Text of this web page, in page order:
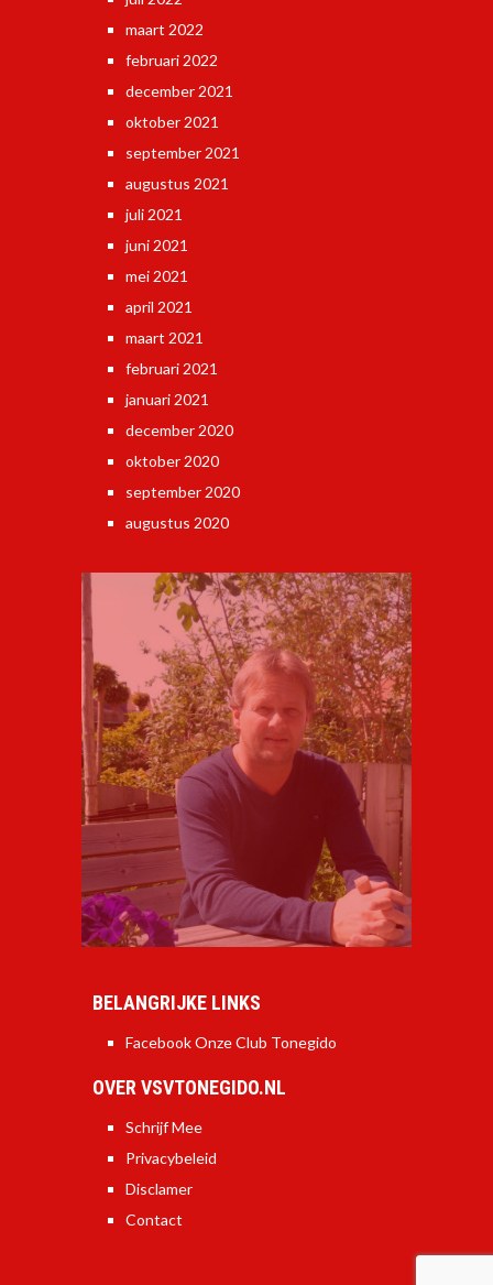
maart 2022
februari 2022
december 2021
oktober 2021
september 2021
augustus 2021
juli 2021
juni 2021
mei 2021
april 2021
maart 2021
februari 2021
januari 2021
december 2020
oktober 2020
september 2020
augustus 2020
BELANGRIJKE LINKS
Facebook Onze Club Tonegido
OVER VSVTONEGIDO.NL
Schrijf Mee
Privacybeleid
Disclamer
Contact